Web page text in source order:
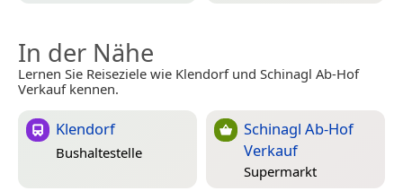
In der Nähe
Lernen Sie Reiseziele wie Klendorf und Schinagl Ab-Hof
Verkauf kennen.
Klendorf
Bushaltestelle
Schinagl Ab-Hof
Verkauf
Supermarkt